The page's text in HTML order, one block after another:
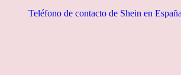
Teléfono de contacto de Shein en